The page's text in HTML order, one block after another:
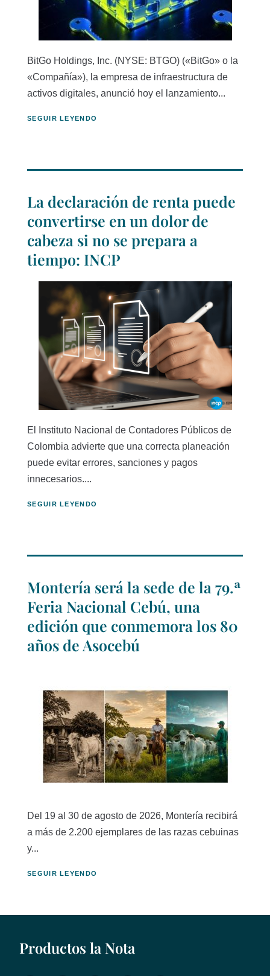
BitGo Holdings, Inc. (NYSE: BTGO) («BitGo» o la
«Compañía»), la empresa de infraestructura de
activos digitales, anunció hoy el lanzamiento...
SEGUIR LEYENDO
La declaración de renta puede
convertirse en un dolor de
cabeza si no se prepara a
tiempo: INCP
El Instituto Nacional de Contadores Públicos de
Colombia advierte que una correcta planeación
puede evitar errores, sanciones y pagos
innecesarios....
SEGUIR LEYENDO
Montería será la sede de la 79.ª
Feria Nacional Cebú, una
edición que conmemora los 80
años de Asocebú
Del 19 al 30 de agosto de 2026, Montería recibirá
a más de 2.200 ejemplares de las razas cebuinas
y...
SEGUIR LEYENDO
Productos la Nota